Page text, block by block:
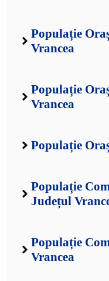
Populație
Vrancea
Populație
Vrancea
Populație
Populație
Județul
Populație
Vrancea